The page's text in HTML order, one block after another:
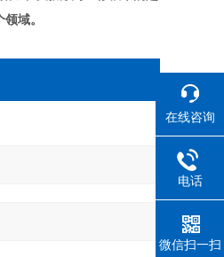
域。
在线咨询
电话
微信扫一扫